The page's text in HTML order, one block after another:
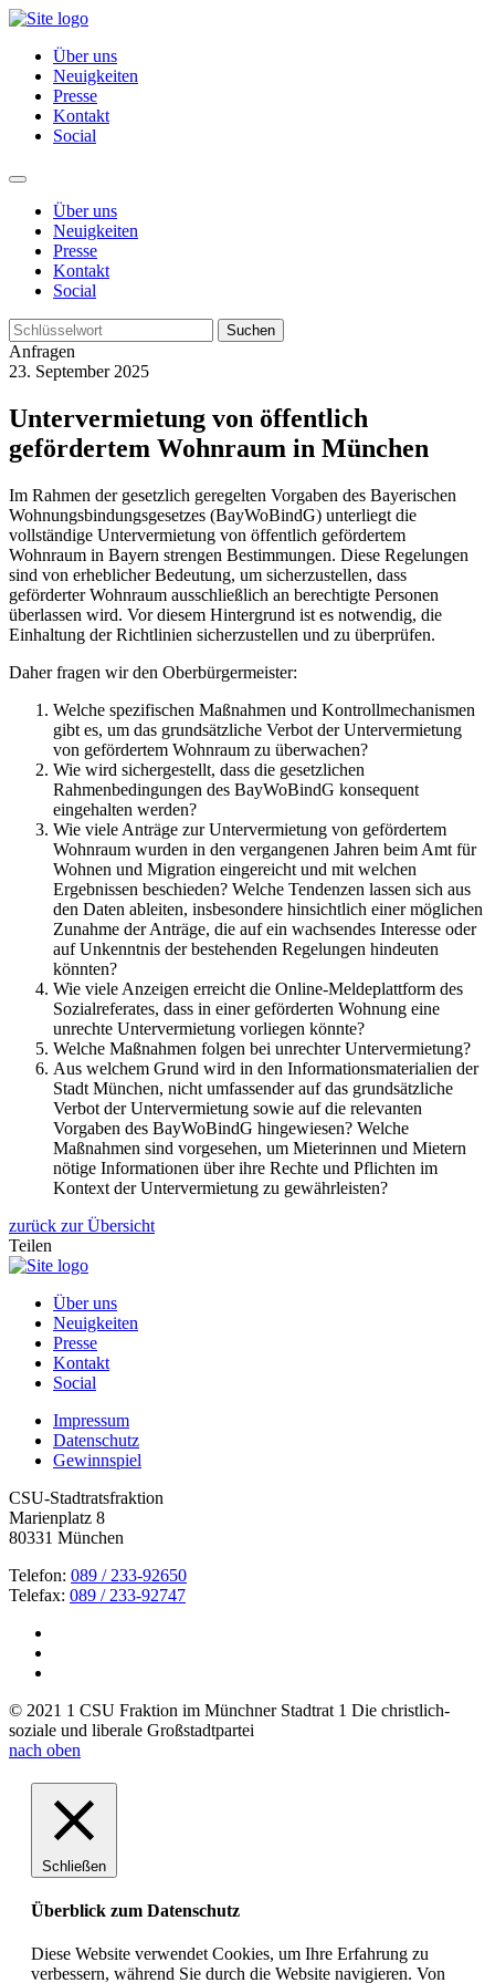
Über uns
Neuigkeiten
Presse
Kontakt
Social
Über uns
Neuigkeiten
Presse
Kontakt
Social
Suchen
Anfragen
23. September 2025
Untervermietung von öffentlich
gefördertem Wohnraum in München
Im Rahmen der gesetzlich geregelten Vorgaben des Bayerischen
Wohnungsbindungsgesetzes (BayWoBindG) unterliegt die
vollständige Untervermietung von öffentlich gefördertem
Wohnraum in Bayern strengen Bestimmungen. Diese Regelungen
sind von erheblicher Bedeutung, um sicherzustellen, dass
geförderter Wohnraum ausschließlich an berechtigte Personen
überlassen wird. Vor diesem Hintergrund ist es notwendig, die
Einhaltung der Richtlinien sicherzustellen und zu überprüfen.
Daher fragen wir den Oberbürgermeister:
Welche spezifischen Maßnahmen und Kontrollmechanismen
gibt es, um das grundsätzliche Verbot der Untervermietung
von gefördertem Wohnraum zu überwachen?
Wie wird sichergestellt, dass die gesetzlichen
Rahmenbedingungen des BayWoBindG konsequent
eingehalten werden?
Wie viele Anträge zur Untervermietung von gefördertem
Wohnraum wurden in den vergangenen Jahren beim Amt für
Wohnen und Migration eingereicht und mit welchen
Ergebnissen beschieden? Welche Tendenzen lassen sich aus
den Daten ableiten, insbesondere hinsichtlich einer möglichen
Zunahme der Anträge, die auf ein wachsendes Interesse oder
auf Unkenntnis der bestehenden Regelungen hindeuten
könnten?
Wie viele Anzeigen erreicht die Online-Meldeplattform des
Sozialreferates, dass in einer geförderten Wohnung eine
unrechte Untervermietung vorliegen könnte?
Welche Maßnahmen folgen bei unrechter Untervermietung?
Aus welchem Grund wird in den Informationsmaterialien der
Stadt München, nicht umfassender auf das grundsätzliche
Verbot der Untervermietung sowie auf die relevanten
Vorgaben des BayWoBindG hingewiesen? Welche
Maßnahmen sind vorgesehen, um Mieterinnen und Mietern
nötige Informationen über ihre Rechte und Pflichten im
Kontext der Untervermietung zu gewährleisten?
zurück zur Übersicht
Teilen
Über uns
Neuigkeiten
Presse
Kontakt
Social
Impressum
Datenschutz
Gewinnspiel
CSU-Stadtratsfraktion
Marienplatz 8
80331 München
Telefon: 089 / 233-92650
Telefax: 089 / 233-92747
© 2021 1 CSU Fraktion im Münchner Stadtrat 1 Die christlich-
soziale und liberale Großstadtpartei
nach oben
Schließen
Überblick zum Datenschutz
Diese Website verwendet Cookies, um Ihre Erfahrung zu
verbessern, während Sie durch die Website navigieren. Von